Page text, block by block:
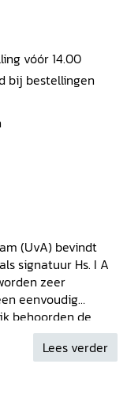
vóór 14.00
bij bestellingen
(UvA) bevindt
signatuur Hs. I A
zeer
eenvoudig
behoorden de
samengebonden
- voorzover
curieuze roman
Lees verder